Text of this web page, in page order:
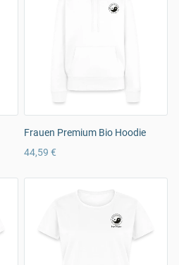
Frauen Premium Bio Hoodie
44,59 €